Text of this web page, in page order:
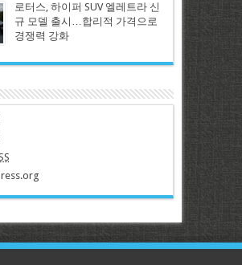
로터스, 하이퍼 SUV 엘레트라 신
규 모델 출시…합리적 가격으로
경쟁력 강화